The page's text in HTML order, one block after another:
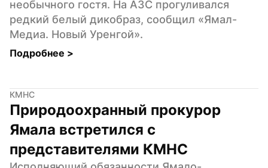
необычного гостя. На АЗС прогуливался
редкий белый дикобраз, сообщил «Ямал-
Медиа. Новый Уренгой».
Подробнее >
КМНС
Природоохранный прокурор
Ямала встретился с
представителями КМНС